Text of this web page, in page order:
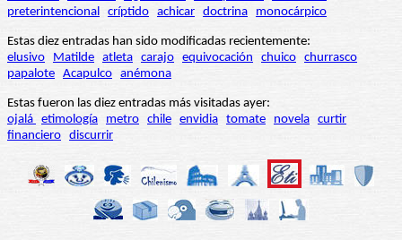
preterintencional críptido achicar doctrina monocárpico
Estas diez entradas han sido modificadas recientemente:
elusivo
Matilde atleta carajo equivocación chuico churrasco
papalote Acapulco anémona
Estas fueron las diez entradas más visitadas ayer:
ojalá etimología metro chile envidia tomate novela curtir
financiero discurrir